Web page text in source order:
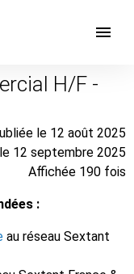
H/F -
le 12 août 2025
12 septembre 2025
Affichée 190 fois
:
au réseau Sextant